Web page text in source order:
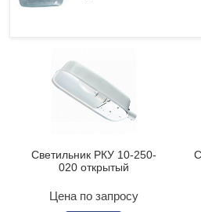
Светильник РКУ 10-250-
020 открытый
Цена по запросу